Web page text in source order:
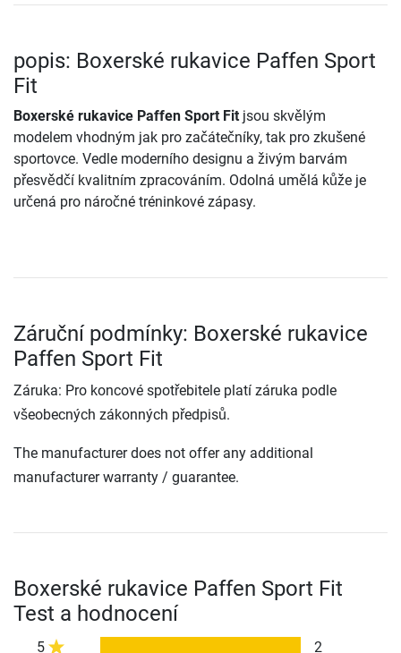
popis: Boxerské rukavice Paffen Sport
Fit
Boxerské rukavice Paffen Sport Fit jsou skvělým
modelem vhodným jak pro začátečníky, tak pro zkušené
sportovce. Vedle moderního designu a živým barvám
přesvědčí kvalitním zpracováním. Odolná umělá kůže je
určená pro náročné tréninkové zápasy.
Záruční podmínky: Boxerské rukavice
Paffen Sport Fit
Záruka: Pro koncové spotřebitele platí záruka podle
všeobecných zákonných předpisů.
The manufacturer does not offer any additional
manufacturer warranty / guarantee.
Boxerské rukavice Paffen Sport Fit
Test a hodnocení
5 2